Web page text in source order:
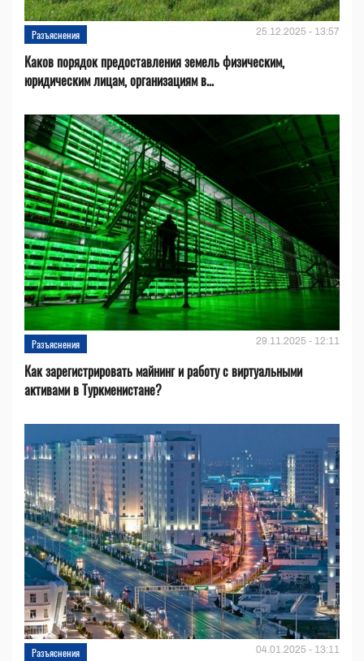
Разъяснения 25.12.2025 - 13:57
Каков порядок предоставления земель физическим,
юридическим лицам, организациям в...
Разъяснения 29.11.2025 - 12:11
Как зарегистрировать майнинг и работу с виртуальными
активами в Туркменистане?
Разъяснения 04.01.2025 - 13:11